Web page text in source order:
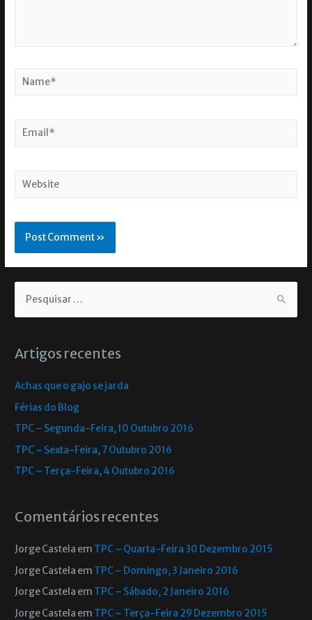
Artigos recentes
Achas que o gajo se jarda
Férias do Blog
TPC – Segunda-Feira, 10 Outubro 2016
TPC – Sexta-Feira, 7 Outubro 2016
TPC – Terça-Feira, 4 Outubro 2016
Comentários recentes
Jorge Castela em TPC – Quarta-Feira 30 Dezembro 2015
Jorge Castela em TPC – Domingo, 3 Janeiro 2016
Jorge Castela em TPC – Sábado, 2 Janeiro 2016
Jorge Castela em TPC – Terça-Feira 29 Dezembro 2015